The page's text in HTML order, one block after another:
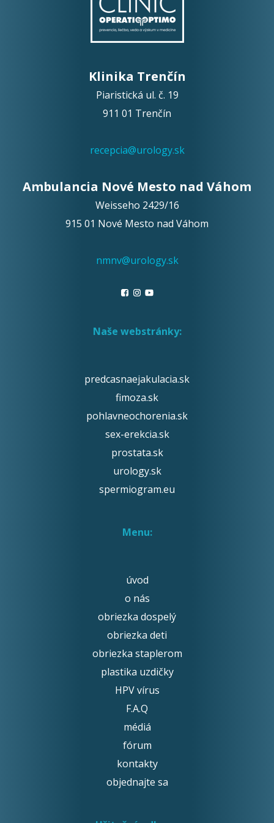
Klinika Trenčín
Piaristická ul. č. 19
911 01 Trenčín
recepcia@urology.sk
Ambulancia Nové Mesto nad Váhom
Weisseho 2429/16
915 01 Nové Mesto nad Váhom
nmnv@urology.sk
Naše webstránky:
predcasnaejakulacia.sk
fimoza.sk
pohlavneochorenia.sk
sex-erekcia.sk
prostata.sk
urology.sk
spermiogram.eu
Menu:
úvod
o nás
obriezka dospelý
obriezka deti
obriezka staplerom
plastika uzdičky
HPV vírus
F.A.Q
médiá
fórum
kontakty
objednajte sa